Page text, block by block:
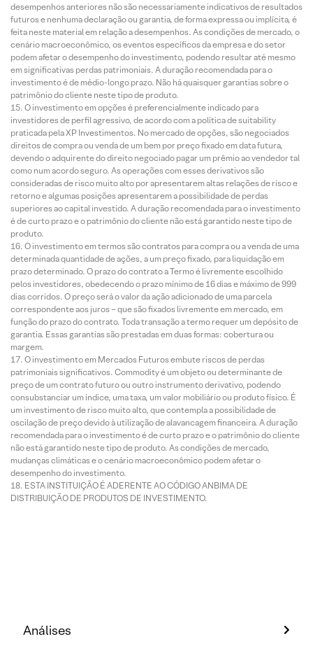
desempenhos anteriores não são necessariamente indicativos de resultados
futuros e nenhuma declaração ou garantia, de forma expressa ou implícita, é
feita neste material em relação a desempenhos. As condições de mercado, o
cenário macroeconômico, os eventos específicos da empresa e do setor
podem afetar o desempenho do investimento, podendo resultar até mesmo
em significativas perdas patrimoniais. A duração recomendada para o
investimento é de médio-longo prazo. Não há quaisquer garantias sobre o
patrimônio do cliente neste tipo de produto.
O investimento em opções é preferencialmente indicado para
investidores de perfil agressivo, de acordo com a política de suitability
praticada pela XP Investimentos. No mercado de opções, são negociados
direitos de compra ou venda de um bem por preço fixado em data futura,
devendo o adquirente do direito negociado pagar um prêmio ao vendedor tal
como num acordo seguro. As operações com esses derivativos são
consideradas de risco muito alto por apresentarem altas relações de risco e
retorno e algumas posições apresentarem a possibilidade de perdas
superiores ao capital investido. A duração recomendada para o investimento
é de curto prazo e o patrimônio do cliente não está garantido neste tipo de
produto.
O investimento em termos são contratos para compra ou a venda de uma
determinada quantidade de ações, a um preço fixado, para liquidação em
prazo determinado. O prazo do contrato a Termo é livremente escolhido
pelos investidores, obedecendo o prazo mínimo de 16 dias e máximo de 999
dias corridos. O preço será o valor da ação adicionado de uma parcela
correspondente aos juros – que são fixados livremente em mercado, em
função do prazo do contrato. Toda transação a termo requer um depósito de
garantia. Essas garantias são prestadas em duas formas: cobertura ou
margem.
O investimento em Mercados Futuros embute riscos de perdas
patrimoniais significativos. Commodity é um objeto ou determinante de
preço de um contrato futuro ou outro instrumento derivativo, podendo
consubstanciar um índice, uma taxa, um valor mobiliário ou produto físico. É
um investimento de risco muito alto, que contempla a possibilidade de
oscilação de preço devido à utilização de alavancagem financeira. A duração
recomendada para o investimento é de curto prazo e o patrimônio do cliente
não está garantido neste tipo de produto. As condições de mercado,
mudanças climáticas e o cenário macroeconômico podem afetar o
desempenho do investimento.
ESTA INSTITUIÇÃO É ADERENTE AO CÓDIGO ANBIMA DE
DISTRIBUIÇÃO DE PRODUTOS DE INVESTIMENTO.
Análises